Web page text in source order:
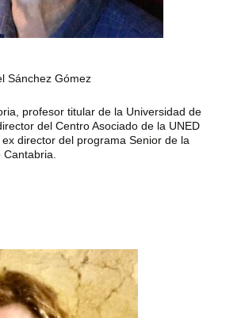
Sánchez Gómez
profesor titular de la Universidad de
del Centro Asociado de la UNED
director del programa Senior de la